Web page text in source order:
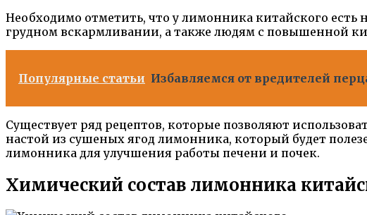
Необходимо отметить, что у лимонника китайского есть
грудном вскармливании, а также людям с повышенной
Популярные статьи Избавляемся от вредителей
Существует ряд рецептов, которые позволяют
настой из сушеных ягод лимонника, который будет
лимонника для улучшения работы печени и почек.
Химический состав лимонника